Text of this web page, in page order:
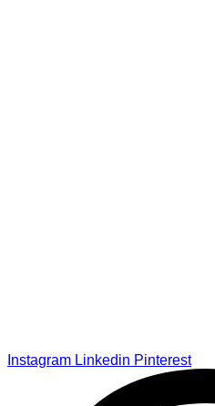
Instagram Linkedin Pinterest